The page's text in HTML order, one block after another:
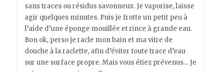
sans traces ou résidus savonneux. Je vaporise, laisse
agir quelques minutes. Puis je frotte un petit peu à
l’aide d’une éponge mouillée et rince à grande eau.
Bon ok, perso je racle mon bain et ma vitre de
douche à la raclette, afin d’éviter toute trace d’eau
sur une surface propre. Mais vous étiez prévenus… Je